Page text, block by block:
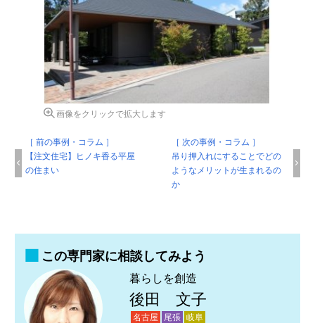
画像をクリックで拡大します
［ 前の事例・コラム ］
【注文住宅】ヒノキ香る平屋
の住まい
［ 次の事例・コラム ］
吊り押入れにすることでどの
ようなメリットが生まれるの
か
この専門家に相談してみよう
暮らしを創造
後田 文子
名古屋 尾張 岐阜